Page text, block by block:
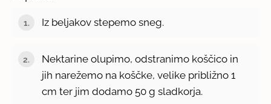
Iz beljakov stepemo sneg.
Nektarine olupimo, odstranimo koščico in
jih narežemo na koščke, velike približno 1
cm ter jim dodamo 50 g sladkorja.